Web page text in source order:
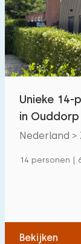
Unieke
in
Nederland >
14 personen |
Bekijken